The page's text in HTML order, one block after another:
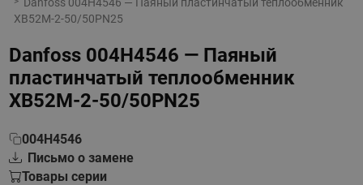
XB52M-2-50/50PN25
Danfoss 004H4546 — Паяный
пластинчатый теплообменник
XB52M-2-50/50PN25
004H4546
Письмо о замене
Товары серии